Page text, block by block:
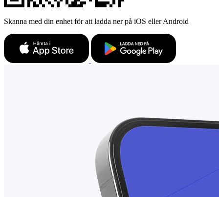
Skanna med din enhet för att ladda ner på iOS eller Android